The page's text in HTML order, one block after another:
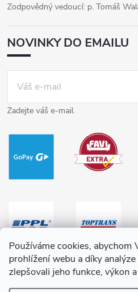
Používáme cookies, abychom
prohlížení webu a díky
zlepšovali jeho funkce, výkon
Zodpovědný vedoucí: p. Tomáš
NOVINKY DO EMAILU
Zadejte váš e-mail.